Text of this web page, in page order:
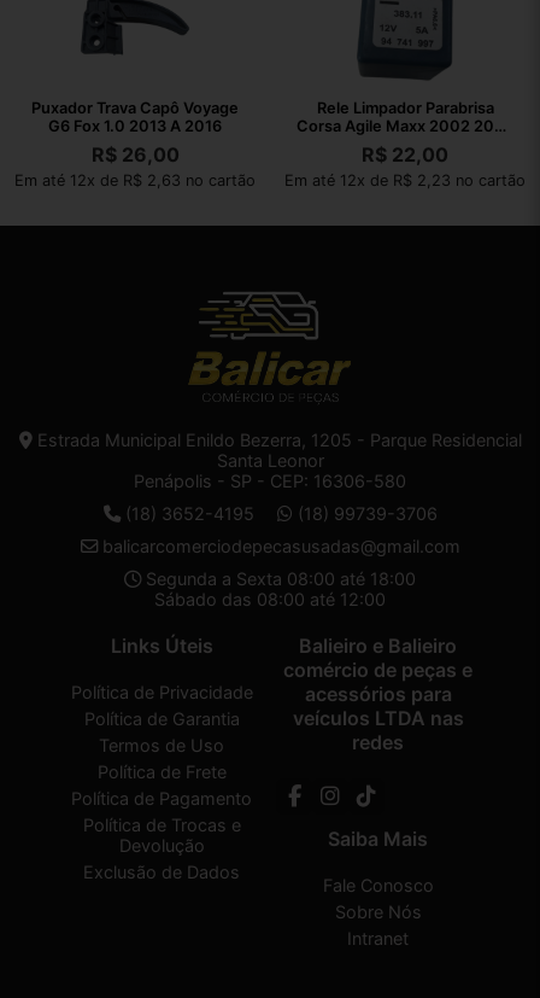
Puxador Trava Capô Voyage
G6 Fox 1.0 2013 A 2016
R$26,00
Em até 12x de R$ 2,63 no cartão
Rele Limpador Parabrisa
Corsa Agile Maxx 2002 2003
A 2010
R$ 22,00
Em até 12x de R$ 2,23 no cartão
Estrada Municipal Enildo Bezerra, 1205 - Parque Residencial
Santa Leonor
Penápolis - SP - CEP: 16306-580
(18) 3652-4195
(18) 99739-3706
balicarcomerciodepecasusadas@gmail.com
Segunda a Sexta 08:00 até 18:00
Sábado das 08:00 até 12:00
Links Úteis
Política de Privacidade
Política de Garantia
Termos de Uso
Política de Frete
Política de Pagamento
Política de Trocas e
Devolução
Exclusão de Dados
Balieiro e Balieiro
comércio de peças e
acessórios para
veículos LTDA nas
redes
Saiba Mais
Fale Conosco
Sobre Nós
Intranet